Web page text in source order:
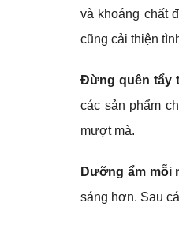
và khoáng chất
cũng cải thiện
Đừng quên tẩy
các sản phẩm
mượt mà.
Dưỡng ẩm mỗi
sáng hơn. Sau